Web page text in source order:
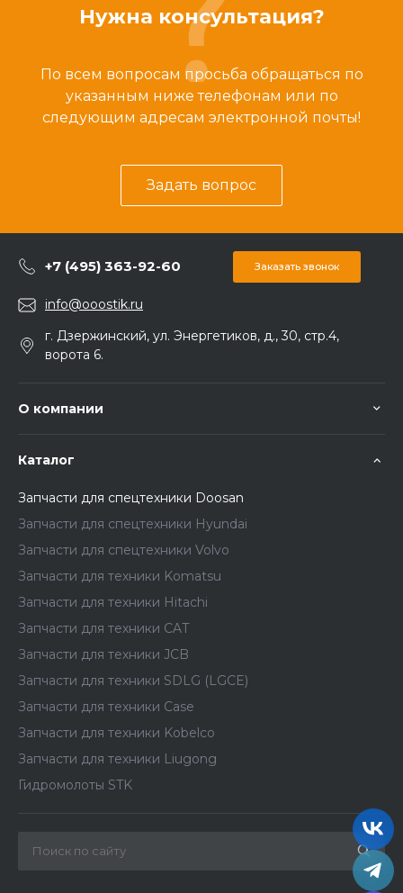
Нужна консультация?
По всем вопросам просьба обращаться по
указанным ниже телефонам или по
следующим адресам электронной почты!
Задать вопрос
+7 (495) 363-92-60 Заказать звонок
info@ooostik.ru
г. Дзержинский, ул. Энергетиков, д., 30, стр.4,
ворота 6.
О компании
Каталог
Запчасти для спецтехники Doosan
Запчасти для спецтехники Hyundai
Запчасти для спецтехники Volvo
Запчасти для техники Komatsu
Запчасти для техники Hitachi
Запчасти для техники CAT
Запчасти для техники JCB
Запчасти для техники SDLG (LGCE)
Запчасти для техники Case
Запчасти для техники Kobelco
Запчасти для техники Liugong
Гидромолоты STK